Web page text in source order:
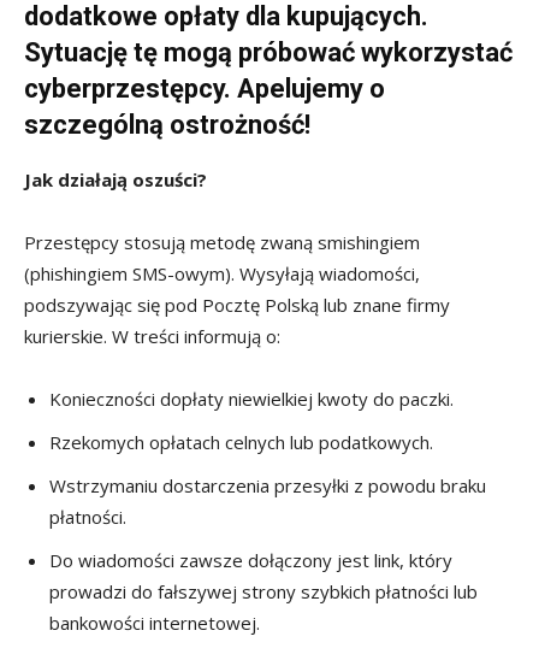
dodatkowe opłaty dla kupujących.
Sytuację tę mogą próbować wykorzystać
cyberprzestępcy. Apelujemy o
szczególną ostrożność!
Jak działają oszuści?
Przestępcy stosują metodę zwaną smishingiem
(phishingiem SMS-owym). Wysyłają wiadomości,
podszywając się pod Pocztę Polską lub znane firmy
kurierskie. W treści informują o:
Konieczności dopłaty niewielkiej kwoty do paczki.
Rzekomych opłatach celnych lub podatkowych.
Wstrzymaniu dostarczenia przesyłki z powodu braku
płatności.
Do wiadomości zawsze dołączony jest link, który
prowadzi do fałszywej strony szybkich płatności lub
bankowości internetowej.